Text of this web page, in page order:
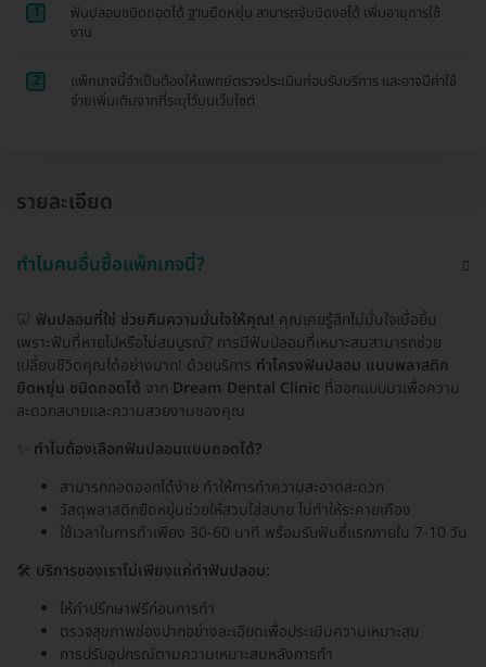
1
ฟันปลอมชนิดถอดได้ ฐานยืดหยุ่น สามารถจับบิดงอได้ เพิ่มอายุการใช้
งาน
2
แพ็กเกจนี้จำเป็นต้องให้แพทย์ตรวจประเมินก่อนรับบริการ และอาจมีค่าใช้
จ่ายเพิ่มเติมจากที่ระบุไว้บนเว็บไซต์
รายละเอียด
ทำไมคนอื่นซื้อแพ็กเกจนี้?
🦷 ฟันปลอมที่ใช่ ช่วยคืนความมั่นใจให้คุณ! คุณเคยรู้สึกไม่มั่นใจเมื่อยิ้ม
เพราะฟันที่หายไปหรือไม่สมบูรณ์? การมีฟันปลอมที่เหมาะสมสามารถช่วย
เปลี่ยนชีวิตคุณได้อย่างมาก! ด้วยบริการ ทำโครงฟันปลอม แบบพลาสติก
ยืดหยุ่น ชนิดถอดได้ จาก Dream Dental Clinic ที่ออกแบบมาเพื่อความ
สะดวกสบายและความสวยงามของคุณ
ทำไมต้องเลือกฟันปลอมแบบถอดได้?
สามารถถอดออกได้ง่าย ทำให้การทำความสะอาดสะดวก
วัสดุพลาสติกยืดหยุ่นช่วยให้สวมใส่สบาย ไม่ทำให้ระคายเคือง
ใช้เวลาในการทำเพียง 30-60 นาที พร้อมรับฟันซี่แรกภายใน 7-10 วัน
🛠️ บริการของเราไม่เพียงแค่ทำฟันปลอม:
ให้คำปรึกษาฟรีก่อนการทำ
ตรวจสุขภาพช่องปากอย่างละเอียดเพื่อประเมินความเหมาะสม
การปรับอุปกรณ์ตามความเหมาะสมหลังการทำ